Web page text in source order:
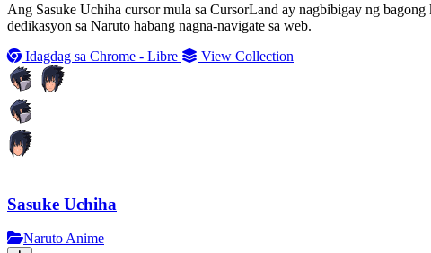
Ang Sasuke Uchiha cursor mula sa CursorLand ay nagbibigay ng
dedikasyon sa Naruto habang nagna-navigate sa web.
Idagdag sa Chrome - Libre
View Collection
Sasuke Uchiha
Naruto Anime